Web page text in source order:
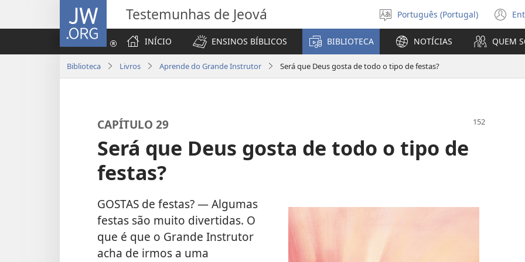
JW.ORG Testemunhas de Jeová
Selecionar
Língua
Português (Portugal)
INÍCIO
ENSINOS BÍBLICOS BIBLIOTECA NOTÍCIAS QUEM
Biblioteca Livros Aprende do Grande Instrutor Será que Deus gosta de todo o tipo de festas?
CAPÍTULO 29
Será que Deus gosta de todo o tipo de
festas?
GOSTAS de festas? — Algumas
festas são muito divertidas. O
que é que o Grande Instrutor
acha de irmos a uma